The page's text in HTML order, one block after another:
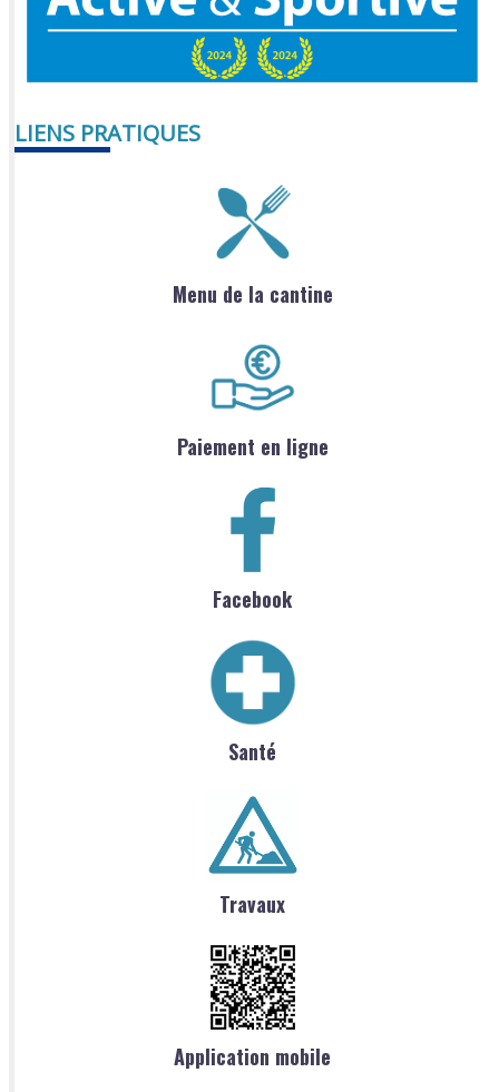
LIENS PRATIQUES
Menu de la cantine
Paiement en ligne
Facebook
Santé
Travaux
Application mobile